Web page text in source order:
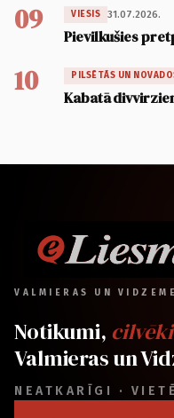
09 VIESIS 31.07.2026.
Pievilkušies
10 PILSĒTĀS UN
Kabatā
VALMIERAS UN
Notikumi,
Valmieras un
NEATKARĪGI ·